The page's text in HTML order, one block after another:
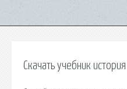
Скачать учебник